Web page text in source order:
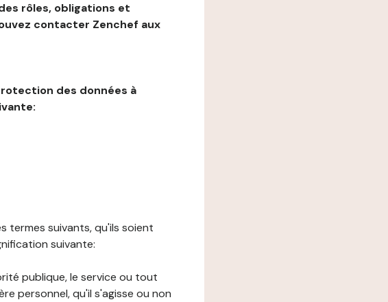
rôles, obligations et
contacter Zenchef aux
des données à
termes suivants, qu'ils soient
suivante:
publique, le service ou tout
personnel, qu'il s'agisse ou non